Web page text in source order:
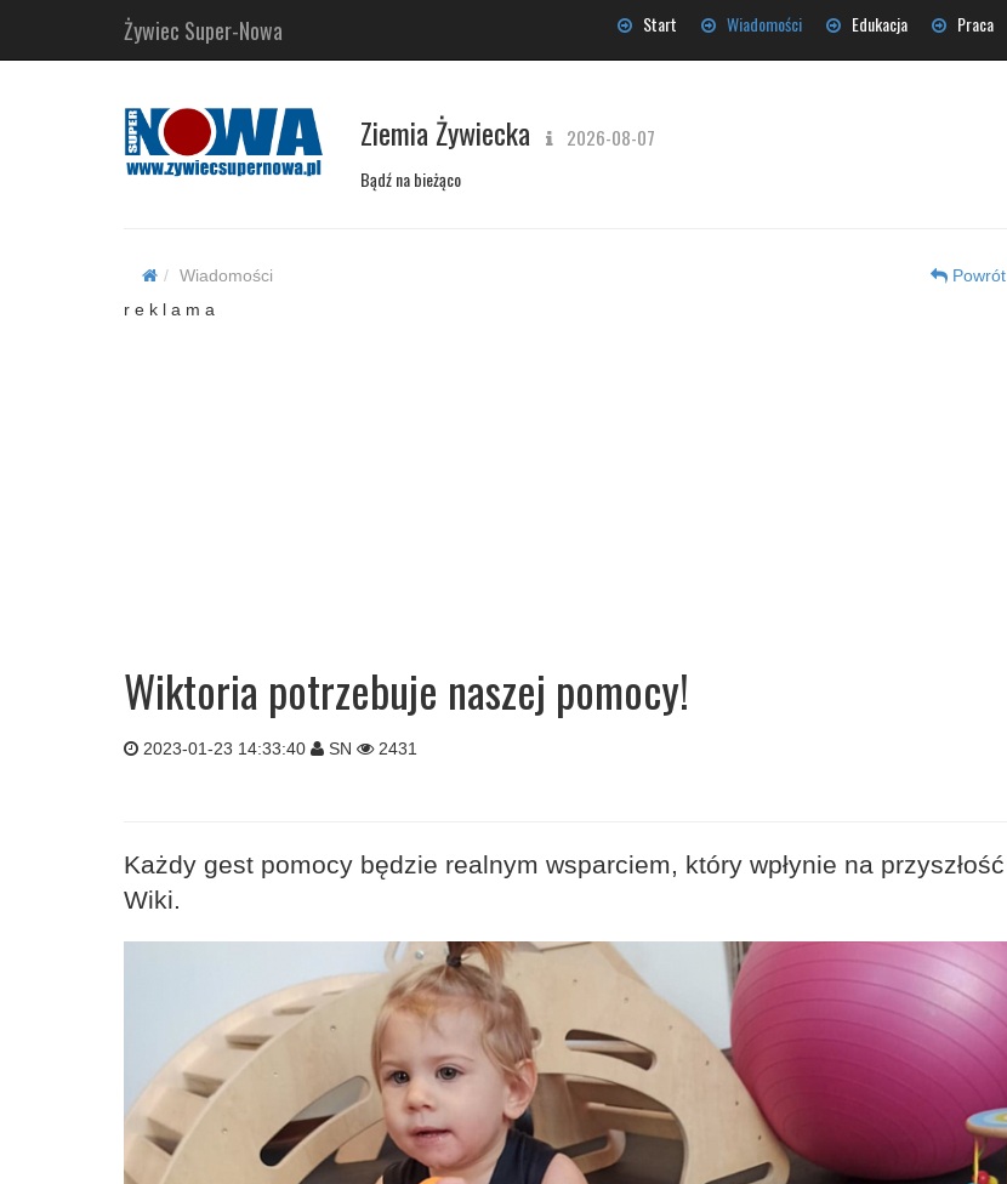
Żywiec Super-Nowa Start Wiadomości Edukacja Praca
Ziemia Żywiecka 2026-08-07
Bądź na bieżąco
Wiadomości
Powrót
r e k l a m a
Wiktoria potrzebuje naszej pomocy!
2023-01-23 14:33:40 SN 2431
Każdy gest pomocy będzie realnym wsparciem, który wpłynie na przyszłość
Wiki.